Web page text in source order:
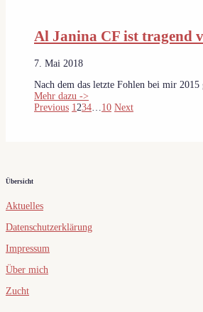
Al Janina CF ist tragend
7. Mai 2018
Nach dem das letzte Fohlen bei mir 2015
Mehr dazu ->
Previous 1 234 10 Next
Übersicht
Aktuelles
Datenschutzerklärung
Impressum
Über mich
Zucht